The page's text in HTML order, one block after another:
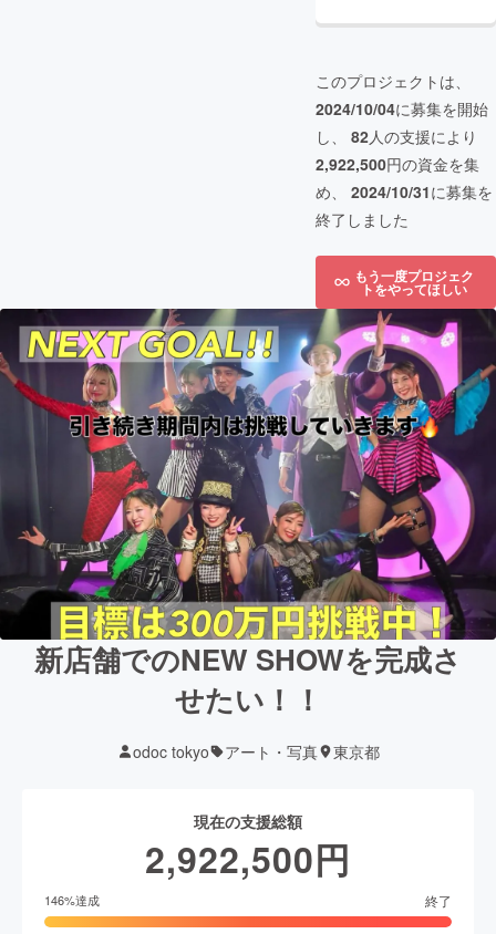
このプロジェクトは、
2024/10/04に募集を開始
し、 82人の支援により
2,922,500円の資金を集
め、 2024/10/31に募集を
終了しました
もう一度プロジェク
トをやってほしい
新店舗でのNEW SHOWを完成さ
せたい！！
odoc tokyo アート・写真 東京都
現在の支援総額
2,922,500円
146%達成 終了